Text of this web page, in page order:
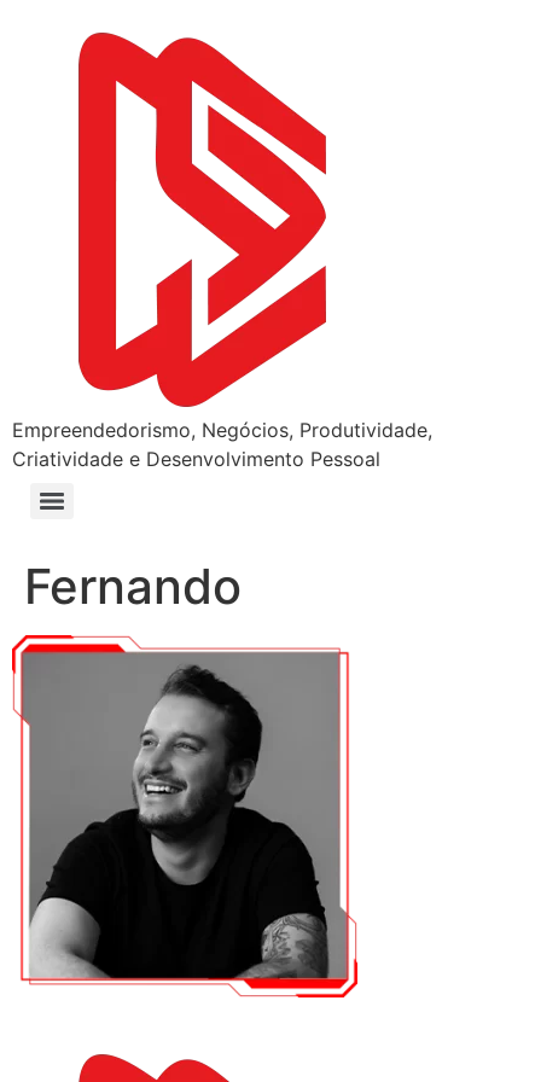
Empreendedorismo, Negócios, Produtividade,
Criatividade e Desenvolvimento Pessoal
Fernando